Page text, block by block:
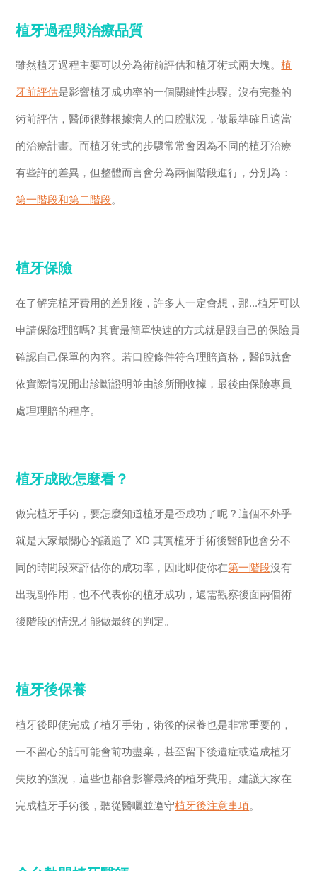
植牙過程與治療品質
雖然植牙過程主要可以分為術前評估和植牙術式兩大塊。植
牙前評估是影響植牙成功率的一個關鍵性步驟。沒有完整的
術前評估，醫師很難根據病人的口腔狀況，做最準確且適當
的治療計畫。而植牙術式的步驟常常會因為不同的植牙治療
有些許的差異，但整體而言會分為兩個階段進行，分別為：
第一階段和第二階段。
植牙保險
在了解完植牙費用的差別後，許多人一定會想，那...植牙可以
申請保險理賠嗎? 其實最簡單快速的方式就是跟自己的保險員
確認自己保單的內容。若口腔條件符合理賠資格，醫師就會
依實際情況開出診斷證明並由診所開收據，最後由保險專員
處理理賠的程序。
植牙成敗怎麼看？
做完植牙手術，要怎麼知道植牙是否成功了呢？這個不外乎
就是大家最關心的議題了 XD 其實植牙手術後醫師也會分不
同的時間段來評估你的成功率，因此即使你在第一階段沒有
出現副作用，也不代表你的植牙成功，還需觀察後面兩個術
後階段的情況才能做最終的判定。
植牙後保養
植牙後即使完成了植牙手術，術後的保養也是非常重要的，
一不留心的話可能會前功盡棄，甚至留下後遺症或造成植牙
失敗的強況，這些也都會影響最終的植牙費用。建議大家在
完成植牙手術後，聽從醫囑並遵守植牙後注意事項。